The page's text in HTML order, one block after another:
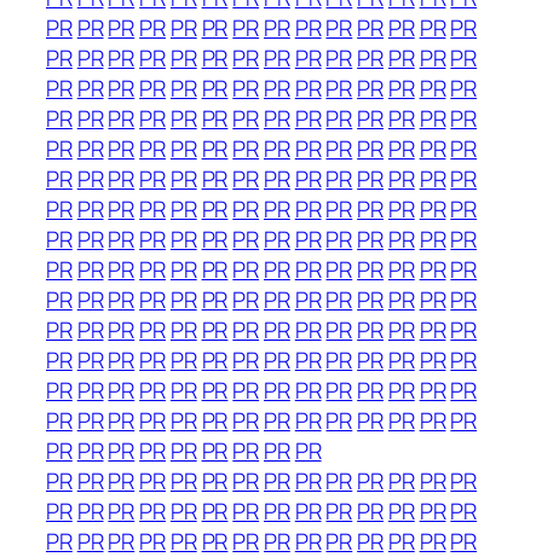
PRPRPRPRPR PRPRPRPRPRPRPR PRPR
PRPRPRPRPR PRPRPRPRPRPRPR PRPR
PRPRPRPRPR PRPRPRPRPRPRPR PRPR
PRPRPRPRPR PRPRPRPRPRPRPR PRPR
PRPRPRPRPR PRPRPRPRPRPRPR PRPR
PRPRPRPRPR PRPRPRPRPRPRPR PRPR
PRPRPRPRPR PRPRPRPRPRPRPR PRPR
PRPRPRPRPR PRPRPRPRPRPRPR PRPR
PRPRPRPRPR PRPRPRPRPRPRPR PRPR
PRPRPRPRPR PRPRPRPRPRPRPR PRPR
PRPRPRPRPR PRPRPRPRPRPRPR PRPR
PRPRPRPRPR PRPRPRPRPRPRPR PRPR
PRPRPRPRPR PRPRPRPRPRPRPR PRPR
PRPRPRPRPR PRPRPRPRPRPRPR PRPR
PRPRPRPRPR PRPRPRPR
PRPRPRPRPR PRPRPRPRPRPRPR PRPR
PRPRPRPRPR PRPRPRPRPRPRPR PRPR
PRPRPRPRPR PRPRPRPRPRPRPR PRPR